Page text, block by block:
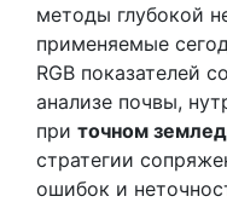
методы глубокой
применяемые
RGB показателей
анализе почвы,
при точном
стратегии
ошибок и